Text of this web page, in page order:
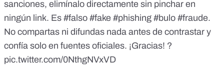
sanciones, elimínalo directamente sin pinchar en
ningún link. Es #falso #fake #phishing #bulo #fraude.
No compartas ni difundas nada antes de contrastar y
confía solo en fuentes oficiales. ¡Gracias! ?
pic.twitter.com/0NthgNVxVD